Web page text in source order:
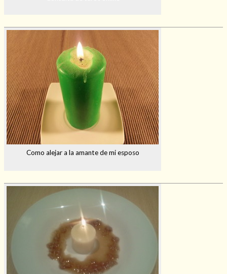
Como alejar a la amante de mi esposo